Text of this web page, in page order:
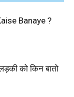
Banaye ?
को किन बातो